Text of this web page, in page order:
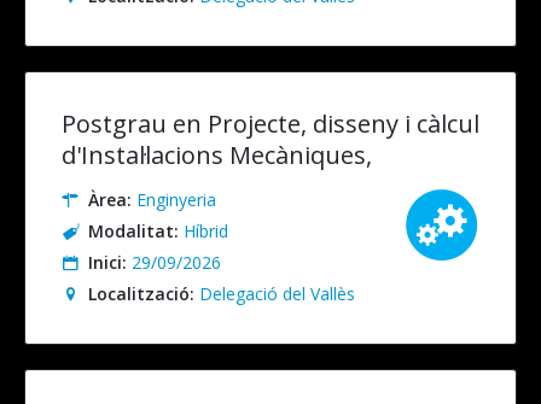
Postgrau en Projecte, disseny i càlcul
d'Instal·lacions Mecàniques,
Elèctriques i Especials. Presencial
(recomanable) / Online
Àrea: Enginyeria
Modalitat: Híbrid
Inici: 29/09/2026
Localització: Delegació del Vallès